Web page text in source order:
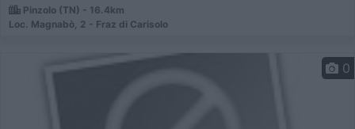
Pinzolo (TN) - 16.4km
Loc. Magnabò, 2 - Fraz di Carisolo
0